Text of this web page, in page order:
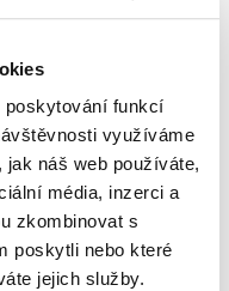
poskytování funkcí
využíváme
náš web používáte,
média, inzerci a
zkombinovat s
poskytli nebo které
jejich služby.